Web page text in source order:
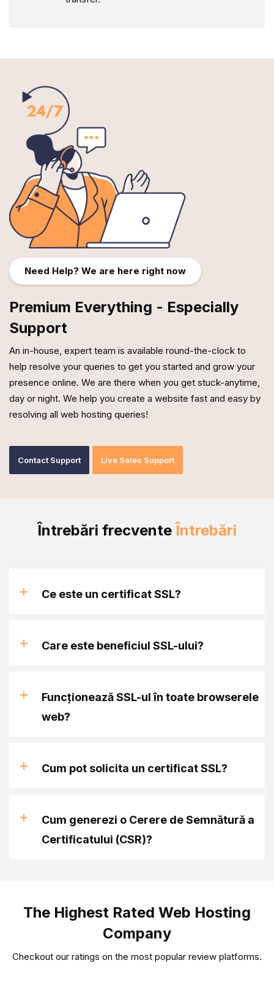
Premium Everything - Especially
Support
An in-house, expert team is available round-the-clock to
help resolve your queries to get you started and grow your
presence online. We are there when you get stuck-anytime,
day or night. We help you create a website fast and easy by
resolving all web hosting queries!
Need Help? We are here right now
Contact Support Live Sales Support
Întrebări frecvente Întrebări
Ce este un certificat SSL?
Care este beneficiul SSL-ului?
Funcționează SSL-ul în toate browserele
web?
Cum pot solicita un certificat SSL?
Cum generezi o Cerere de Semnătură a
Certificatului (CSR)?
The Highest Rated Web Hosting
Company
Checkout our ratings on the most popular review platforms.